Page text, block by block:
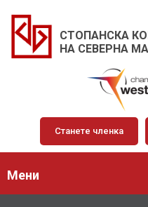
СТОПАНСКА
НА СЕВЕРНА
Станете членка
Мени